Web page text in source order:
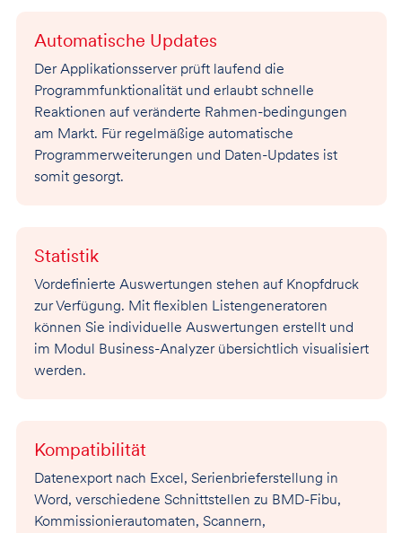
Automatische Updates
Der Applikationsserver prüft laufend die
Programmfunktionalität und erlaubt schnelle
Reaktionen auf veränderte Rahmen-bedingungen
am Markt. Für regelmäßige automatische
Programmerweiterungen und Daten-Updates ist
somit gesorgt.
Statistik
Vordefinierte Auswertungen stehen auf Knopfdruck
zur Verfügung. Mit flexiblen Listengeneratoren
können Sie individuelle Auswertungen erstellt und
im Modul Business-Analyzer übersichtlich visualisiert
werden.
Kompatibilität
Datenexport nach Excel, Serienbrieferstellung in
Word, verschiedene Schnittstellen zu BMD-Fibu,
Kommissionierautomaten, Scannern,